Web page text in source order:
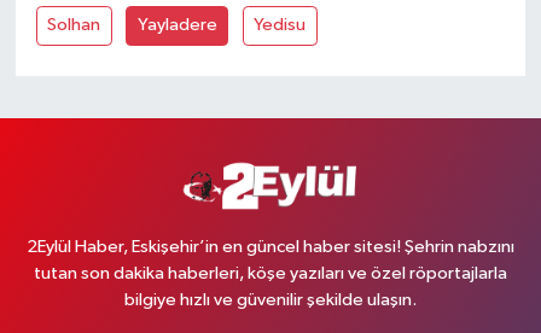
Solhan Yayladere Yedisu
2Eylül Haber, Eskişehir’in en güncel haber sitesi! Şehrin nabzını
tutan son dakika haberleri, köşe yazıları ve özel röportajlarla
bilgiye hızlı ve güvenilir şekilde ulaşın.